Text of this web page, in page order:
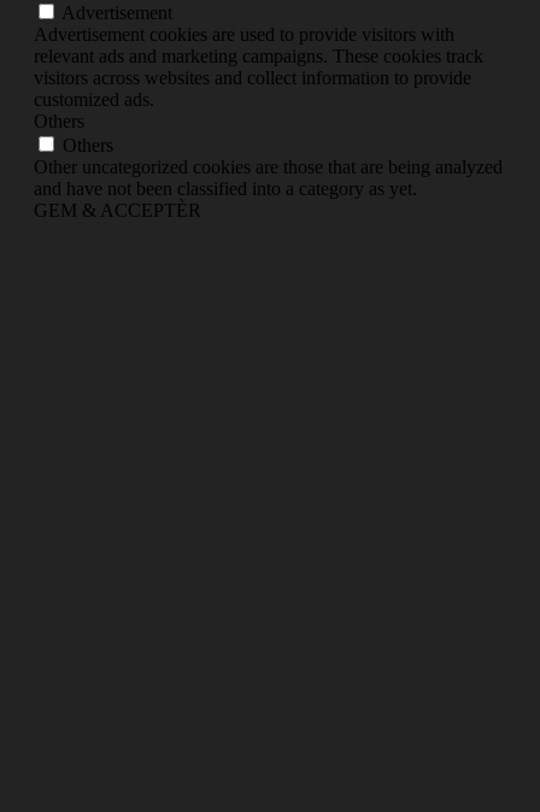
Advertisement
Advertisement cookies are used to provide visitors with
relevant ads and marketing campaigns. These cookies track
visitors across websites and collect information to provide
customized ads.
Others
Others
Other uncategorized cookies are those that are being analyzed
and have not been classified into a category as yet.
GEM & ACCEPTÈR